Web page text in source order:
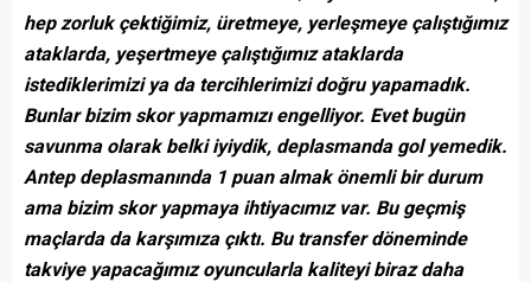
hep zorluk çektiğimiz, üretmeye, yerleşmeye çalıştığımız
ataklarda, yeşertmeye çalıştığımız ataklarda
istediklerimizi ya da tercihlerimizi doğru yapamadık.
Bunlar bizim skor yapmamızı engelliyor. Evet bugün
savunma olarak belki iyiydik, deplasmanda gol yemedik.
Antep deplasmanında 1 puan almak önemli bir durum
ama bizim skor yapmaya ihtiyacımız var. Bu geçmiş
maçlarda da karşımıza çıktı. Bu transfer döneminde
takviye yapacağımız oyuncularla kaliteyi biraz daha